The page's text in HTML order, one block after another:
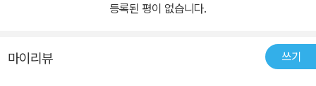
등록된 평이 없습니다.
마이리뷰 쓰기